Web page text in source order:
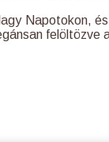
Napotokon,
felöltözve